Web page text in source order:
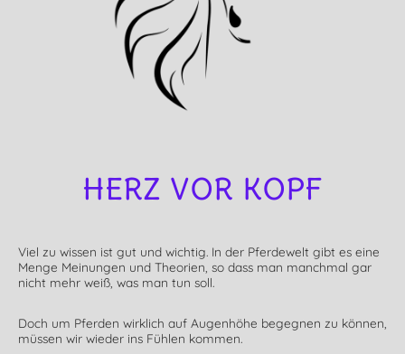
HERZ VOR KOPF
Viel zu wissen ist gut und wichtig. In der Pferdewelt gibt es eine
Menge Meinungen und Theorien, so dass man manchmal gar
nicht mehr weiß, was man tun soll.
Doch um Pferden wirklich auf Augenhöhe begegnen zu können,
müssen wir wieder ins Fühlen kommen.